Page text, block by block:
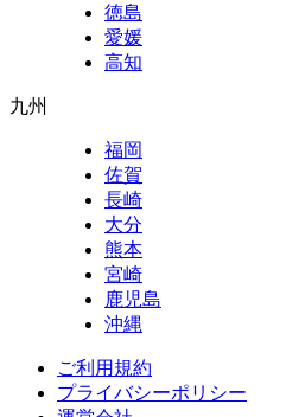
徳島
愛媛
高知
九州
福岡
佐賀
長崎
大分
熊本
宮崎
鹿児島
沖縄
ご利用規約
プライバシーポリシー